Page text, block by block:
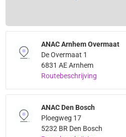
ANAC Arnhem Overmaat
De Overmaat 1
6831 AE Arnhem
Routebeschrijving
ANAC Den Bosch
Ploegweg 17
5232 BR Den Bosch